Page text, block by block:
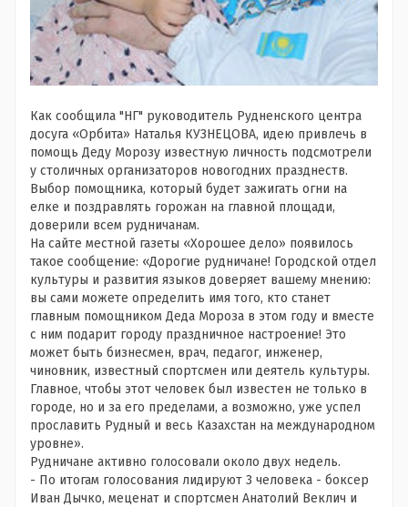
Как сообщила "НГ" руководитель Рудненского центра
досуга «Орбита» Наталья КУЗНЕЦОВА, идею привлечь в
помощь Деду Морозу известную личность подсмотрели
у столичных организаторов новогодних празднеств.
Выбор помощника, который будет зажигать огни на
елке и поздравлять горожан на главной площади,
доверили всем рудничанам.
На сайте местной газеты «Хорошее дело» появилось
такое сообщение: «Дорогие рудничане! Городской отдел
культуры и развития языков доверяет вашему мнению:
вы сами можете определить имя того, кто станет
главным помощником Деда Мороза в этом году и вместе
с ним подарит городу праздничное настроение! Это
может быть бизнесмен, врач, педагог, инженер,
чиновник, известный спортсмен или деятель культуры.
Главное, чтобы этот человек был известен не только в
городе, но и за его пределами, а возможно, уже успел
прославить Рудный и весь Казахстан на международном
уровне».
Рудничане активно голосовали около двух недель.
- По итогам голосования лидируют 3 человека - боксер
Иван Дычко, меценат и спортсмен Анатолий Веклич и